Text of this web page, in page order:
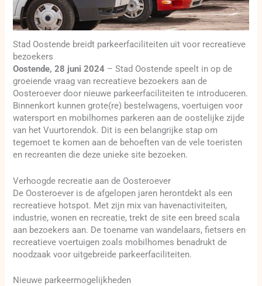
Stad Oostende breidt parkeerfaciliteiten uit voor recreatieve
bezoekers
Oostende, 28 juni 2024 – Stad Oostende speelt in op de
groeiende vraag van recreatieve bezoekers aan de
Oosteroever door nieuwe parkeerfaciliteiten te introduceren.
Binnenkort kunnen grote(re) bestelwagens, voertuigen voor
watersport en mobilhomes parkeren aan de oostelijke zijde
van het Vuurtorendok. Dit is een belangrijke stap om
tegemoet te komen aan de behoeften van de vele toeristen
en recreanten die deze unieke site bezoeken.
Verhoogde recreatie aan de Oosteroever
De Oosteroever is de afgelopen jaren herontdekt als een
recreatieve hotspot. Met zijn mix van havenactiviteiten,
industrie, wonen en recreatie, trekt de site een breed scala
aan bezoekers aan. De toename van wandelaars, fietsers en
recreatieve voertuigen zoals mobilhomes benadrukt de
noodzaak voor uitgebreide parkeerfaciliteiten.
Nieuwe parkeermogelijkheden